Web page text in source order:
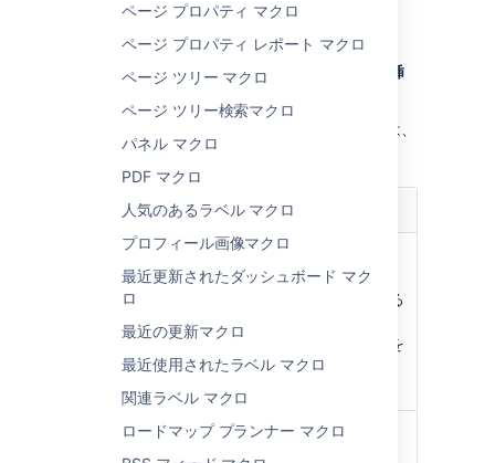
ページ プロパティ マクロ
ページ プロパティ レポート マクロ
ページ ツリー マクロ
ページ ツリー検索マクロ
パネル マクロ
PDF マクロ
人気のあるラベル マクロ
プロフィール画像マクロ
最近更新されたダッシュボード マク
ロ
最近の更新マクロ
最近使用されたラベル マクロ
関連ラベル マクロ
ロードマップ プランナー マクロ
必要に応じてパラメーターを更新し、[
挿
このマクロで使用できるパラメーターの一覧は、
次のとおりです。
説明
Web サイ
トのウィ
ジェット
(url)
これは、外部サイトの URL で
す。一部のサイトでは、ブラウ
ザのアドレス バーに表示される
URL です。他のサイトでは、
[共有] または [リンク] ボタンを
クリックして URL を取得する
ピクセル
の高さ (値
ディスプレイの高さ (ピクセル
単位)